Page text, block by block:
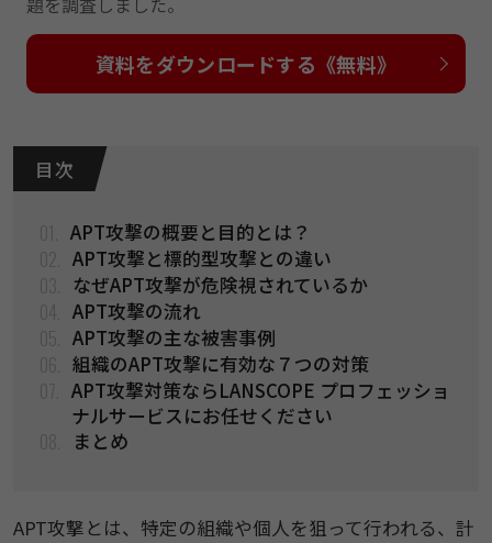
資料をダウンロードする《無料》
目 次
APT攻撃の概要と目的とは？
APT攻撃と標的型攻撃との違い
なぜAPT攻撃が危険視されているか
APT攻撃の流れ
APT攻撃の主な被害事例
組織のAPT攻撃に有効な７つの対策
APT攻撃対策ならLANSCOPE プロフェッショ
ナルサービスにお任せください
まとめ
APT攻撃とは、特定の組織や個人を狙って行われる、計